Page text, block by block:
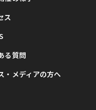
ス
る質問
・メディアの方へ